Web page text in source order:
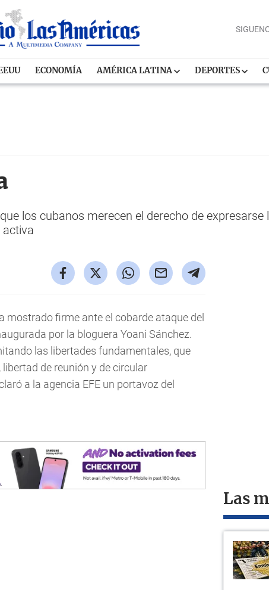
ECONOMÍA AMÉRICA LATINA DEPORTES
los cubanos merecen el derecho de expresarse
mostrado firme ante el cobarde ataque del
por la bloguera Yoani Sánchez.
las libertades fundamentales, que
de reunión y de circular
a la agencia EFE un portavoz del
Las